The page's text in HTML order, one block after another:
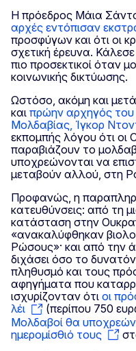
Η πρόεδρος Μάια
αρχές εντόπισαν
προσφύγων και ότι οι
σχετική έρευνα.
πιο προσεκτικοί όταν
κοινωνικής δικτύωσης.
Ωστόσο, ακόμη και
και πρώην αρχηγός του
Μολδαβίας, Ίγκορ
εκπομπής λόγου ότι οι
παραβιάζουν το
υποχρεώνονται να
μεταβούν αλλού, στη
Προφανώς, η
κατευθύνσεις: από τη
κατάσταση στην
«ανακαλύφθηκαν
Ρώσους»· και από την
διχάσει όσο το
πληθυσμό και τους
αφηγήματα που
ισχυρίζονταν ότι οι
λέι
(περίπου 750
Μολδαβοί θα
ημερομίσθιό τους